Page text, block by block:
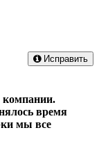
Исправить
компании.
время
мы все